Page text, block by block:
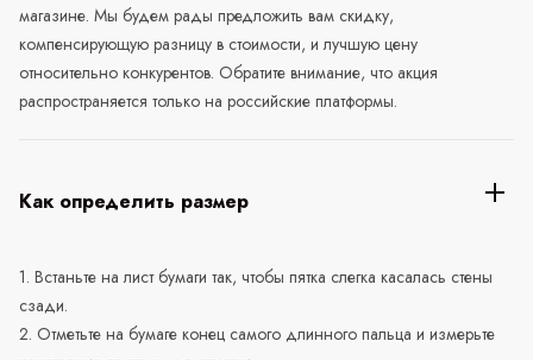
магазине. Мы будем рады предложить вам скидку,
компенсирующую разницу в стоимости, и лучшую цену
относительно конкурентов. Обратите внимание, что акция
распространяется только на российские платформы.
Как определить размер
1. Встаньте на лист бумаги так, чтобы пятка слегка касалась стены
сзади.
2. Отметьте на бумаге конец самого длинного пальца и измерьте